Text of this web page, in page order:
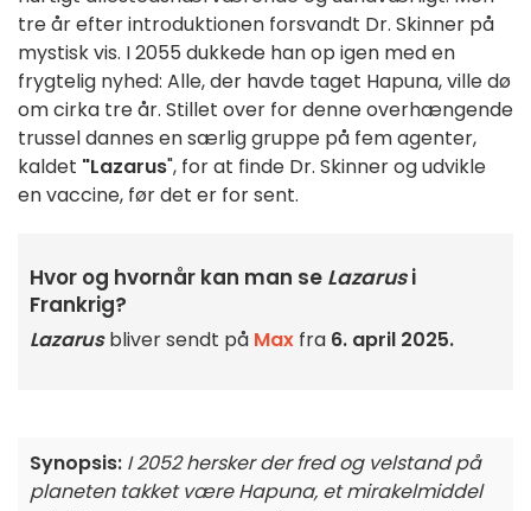
tre år efter introduktionen forsvandt Dr. Skinner på
mystisk vis. I 2055 dukkede han op igen med en
frygtelig nyhed: Alle, der havde taget Hapuna, ville dø
om cirka tre år. Stillet over for denne overhængende
trussel dannes en særlig gruppe på fem agenter,
kaldet "Lazarus", for at finde Dr. Skinner og udvikle
en vaccine, før det er for sent.
Hvor og hvornår kan man se Lazarusi
Frankrig?
Lazarusbliver sendt på Max fra 6. april 2025.
Synopsis: I 2052 hersker der fred og velstand på
planeten takket være Hapuna, et mirakelmiddel